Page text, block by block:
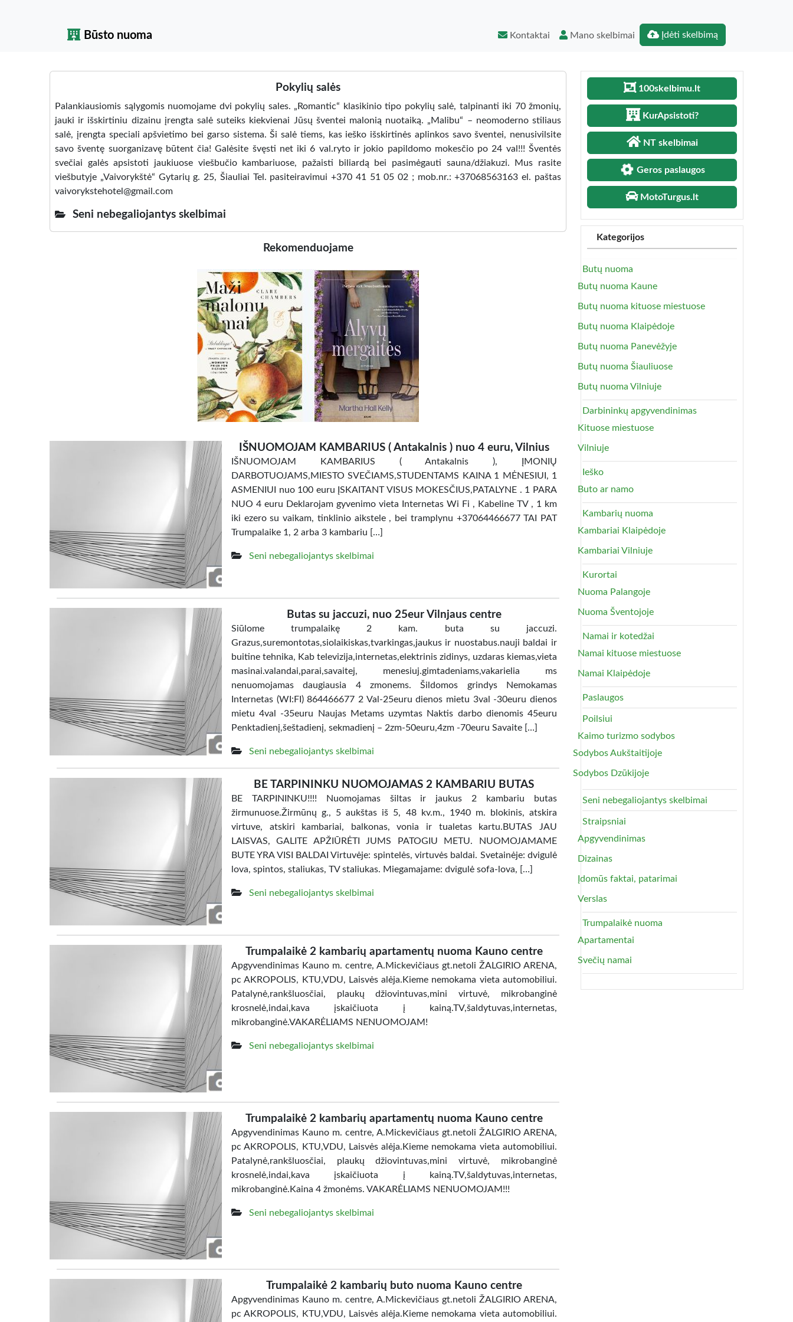
Būsto nuoma Kontaktai Mano skelbimai Įdėti skelbimą
Pokylių salės
Palankiausiomis sąlygomis nuomojame dvi pokylių sales. „Romantic“ klasikinio tipo pokylių salė, talpinanti iki 70 žmonių,
jauki ir išskirtiniu dizainu įrengta salė suteiks kiekvienai Jūsų šventei malonią nuotaiką. „Malibu“ – neomoderno stiliaus
salė, įrengta speciali apšvietimo bei garso sistema. Ši salė tiems, kas ieško išskirtinės aplinkos savo šventei, nenusivilsite
savo šventę suorganizavę būtent čia! Galėsite švęsti net iki 6 val.ryto ir jokio papildomo mokesčio po 24 val!!! Šventės
svečiai galės apsistoti jaukiuose viešbučio kambariuose, pažaisti biliardą bei pasimėgauti sauna/džiakuzi. Mus rasite
viešbutyje „Vaivorykštė“ Gytarių g. 25, Šiauliai Tel. pasiteiravimui +370 41 51 05 02 ; mob.nr.: +37068563163 el. paštas
vaivorykstehotel@gmail.com
Seni nebegaliojantys skelbimai
Rekomenduojame
IŠNUOMOJAM KAMBARIUS ( Antakalnis ) nuo 4 euru, Vilnius
IŠNUOMOJAM KAMBARIUS ( Antakalnis ), ĮMONIŲ
DARBOTUOJAMS,MIESTO SVEČIAMS,STUDENTAMS KAINA 1 MĖNESIUI, 1
ASMENIUI nuo 100 euru ĮSKAITANT VISUS MOKESČIUS,PATALYNE . 1 PARA
NUO 4 euru Deklarojam gyvenimo vieta Internetas Wi Fi , Kabeline TV , 1 km
iki ezero su vaikam, tinklinio aikstele , bei tramplynu +37064466677 TAI PAT
Trumpalaike 1, 2 arba 3 kambariu […]
Seni nebegaliojantys skelbimai
Butas su jaccuzi, nuo 25eur Vilnjaus centre
Siūlome trumpalaikę 2 kam. buta su jaccuzi.
Grazus,suremontotas,siolaikiskas,tvarkingas,jaukus ir nuostabus.nauji baldai ir
buitine tehnika, Kab televizija,internetas,elektrinis zidinys, uzdaras kiemas,vieta
masinai.valandai,parai,savaitej, menesiuj.gimtadeniams,vakarielia ms
nenuomojamas daugiausia 4 zmonems. Šildomos grindys Nemokamas
Internetas (WI:FI) 864466677 2 Val-25euru dienos mietu 3val -30euru dienos
mietu 4val -35euru Naujas Metams uzymtas Naktis darbo dienomis 45euru
Penktadienį,šeštadienį, sekmadienį – 2zm-50euru,4zm -70euru Savaite […]
Seni nebegaliojantys skelbimai
BE TARPININKU NUOMOJAMAS 2 KAMBARIU BUTAS
BE TARPININKU!!!! Nuomojamas šiltas ir jaukus 2 kambariu butas
žirmunuose.Žirmūnų g., 5 aukštas iš 5, 48 kv.m., 1940 m. blokinis, atskira
virtuve, atskiri kambariai, balkonas, vonia ir tualetas kartu.BUTAS JAU
LAISVAS, GALITE APŽIŪRĖTI JUMS PATOGIU METU. NUOMOJAMAME
BUTE YRA VISI BALDAI Virtuvėje: spintelės, virtuvės baldai. Svetainėje: dvigulė
lova, spintos, staliukas, TV staliukas. Miegamajame: dvigulė sofa-lova, […]
Seni nebegaliojantys skelbimai
Trumpalaikė 2 kambarių apartamentų nuoma Kauno centre
Apgyvendinimas Kauno m. centre, A.Mickevičiaus gt.netoli ŽALGIRIO ARENA,
pc AKROPOLIS, KTU,VDU, Laisvės alėja.Kieme nemokama vieta automobiliui.
Patalynė,rankšluosčiai, plaukų džiovintuvas,mini virtuvė, mikrobanginė
krosnelė,indai,kava įskaičiuota į kainą.TV,šaldytuvas,internetas,
mikrobanginė.VAKARĖLIAMS NENUOMOJAM!
Seni nebegaliojantys skelbimai
Trumpalaikė 2 kambarių apartamentų nuoma Kauno centre
Apgyvendinimas Kauno m. centre, A.Mickevičiaus gt.netoli ŽALGIRIO ARENA,
pc AKROPOLIS, KTU,VDU, Laisvės alėja.Kieme nemokama vieta automobiliui.
Patalynė,rankšluosčiai, plaukų džiovintuvas,mini virtuvė, mikrobanginė
krosnelė,indai,kava įskaičiuota į kainą.TV,šaldytuvas,internetas,
mikrobanginė.Kaina 4 žmonėms. VAKARĖLIAMS NENUOMOJAM!!!
Seni nebegaliojantys skelbimai
Trumpalaikė 2 kambarių buto nuoma Kauno centre
Apgyvendinimas Kauno m. centre, A.Mickevičiaus gt.netoli ŽALGIRIO ARENA,
pc AKROPOLIS, KTU,VDU, Laisvės alėja.Kieme nemokama vieta automobiliui.
100skelbimu.lt
KurApsistoti?
NT skelbimai
Geros paslaugos
MotoTurgus.lt
Kategorijos
Butų nuoma
Butų nuoma Kaune
Butų nuoma kituose miestuose
Butų nuoma Klaipėdoje
Butų nuoma Panevėžyje
Butų nuoma Šiauliuose
Butų nuoma Vilniuje
Darbininkų apgyvendinimas
Kituose miestuose
Vilniuje
Ieško
Buto ar namo
Kambarių nuoma
Kambariai Klaipėdoje
Kambariai Vilniuje
Kurortai
Nuoma Palangoje
Nuoma Šventojoje
Namai ir kotedžai
Namai kituose miestuose
Namai Klaipėdoje
Paslaugos
Poilsiui
Kaimo turizmo sodybos
Sodybos Aukštaitijoje
Sodybos Dzūkijoje
Seni nebegaliojantys skelbimai
Straipsniai
Apgyvendinimas
Dizainas
Įdomūs faktai, patarimai
Verslas
Trumpalaikė nuoma
Apartamentai
Svečių namai